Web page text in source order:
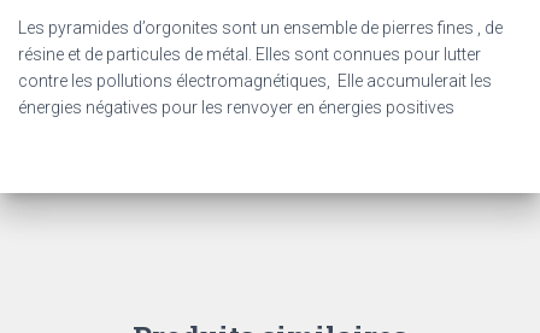
Les pyramides d’orgonites sont un ensemble de pierres fines
, de
résine et de particules de métal. Elles sont connues pour lutter
contre les pollutions électromagnétiques, Elle accumulerait les
énergies négatives pour les renvoyer en énergies positives